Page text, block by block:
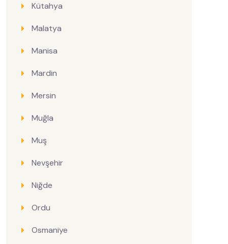
Kütahya
Malatya
Manisa
Mardin
Mersin
Muğla
Muş
Nevşehir
Niğde
Ordu
Osmaniye